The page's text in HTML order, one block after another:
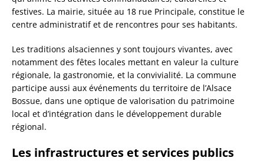
festives. La mairie, située au 18 rue Principale, constitue le
centre administratif et de rencontres pour ses habitants.
Les traditions alsaciennes y sont toujours vivantes, avec
notamment des fêtes locales mettant en valeur la culture
régionale, la gastronomie, et la convivialité. La commune
participe aussi aux événements du territoire de l’Alsace
Bossue, dans une optique de valorisation du patrimoine
local et d’intégration dans le développement durable
régional.
Les infrastructures et services publics